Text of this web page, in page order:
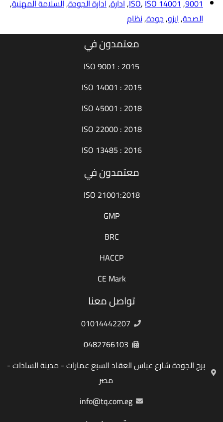
9001
,
ISO,ISO 14001
,ادارة,ادارة الجودة,السلامة المهنية,
الصحة,ايزو,جودة,نظام
معتمدون في
ISO 9001 : 2015
ISO 14001 : 2015
ISO 45001 : 2018
ISO 22000 : 2018
ISO 13485 : 2016
معتمدون في
ISO 21001:2018
GMP
BRC
HACCP
CE Mark
تواصل معنا
01014442207
0482766103
برج الجودة شارع عباس العقاد السبع عمارات - مدينة السادات -
مصر
info@tq.com.eg